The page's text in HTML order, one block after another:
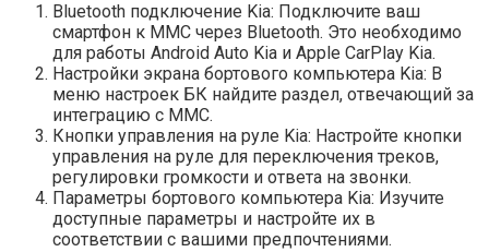
Bluetooth подключение Kia: Подключите ваш
смартфон к ММС через Bluetooth. Это необходимо
для работы Android Auto Kia и Apple CarPlay Kia.
Настройки экрана бортового компьютера Kia: В
меню настроек БК найдите раздел, отвечающий за
интеграцию с ММС.
Кнопки управления на руле Kia: Настройте кнопки
управления на руле для переключения треков,
регулировки громкости и ответа на звонки.
Параметры бортового компьютера Kia: Изучите
доступные параметры и настройте их в
соответствии с вашими предпочтениями.